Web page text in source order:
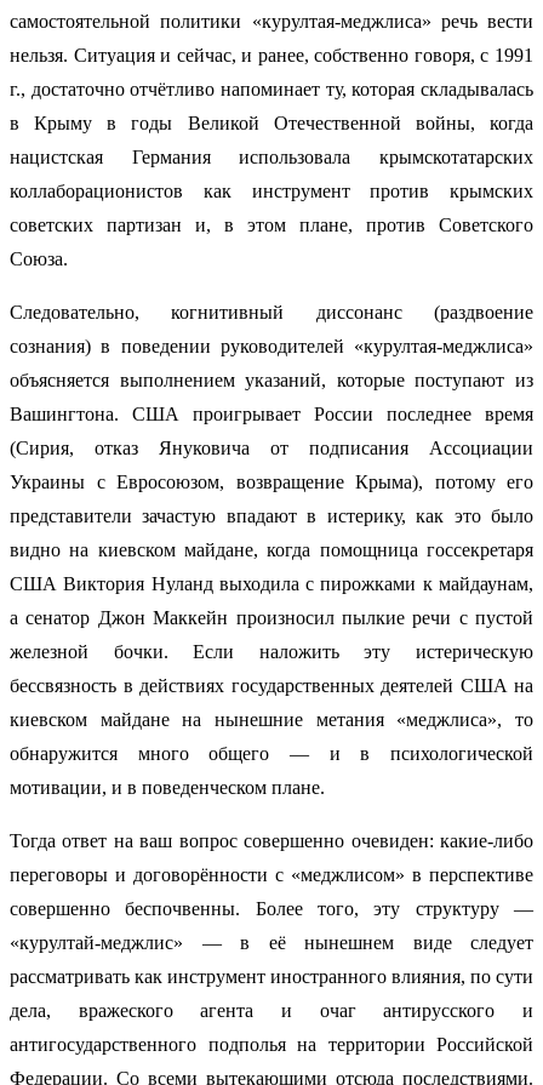
самостоятельной политики «курултая-меджлиса» речь вести
нельзя. Ситуация и сейчас, и ранее, собственно говоря, с 1991
г., достаточно отчётливо напоминает ту, которая складывалась
в Крыму в годы Великой Отечественной войны, когда
нацистская Германия использовала крымскотатарских
коллаборационистов как инструмент против крымских
советских партизан и, в этом плане, против Советского
Союза.
Следовательно, когнитивный диссонанс (раздвоение
сознания) в поведении руководителей «курултая-меджлиса»
объясняется выполнением указаний, которые поступают из
Вашингтона. США проигрывает России последнее время
(Сирия, отказ Януковича от подписания Ассоциации
Украины с Евросоюзом, возвращение Крыма), потому его
представители зачастую впадают в истерику, как это было
видно на киевском майдане, когда помощница госсекретаря
США Виктория Нуланд выходила с пирожками к майдаунам,
а сенатор Джон Маккейн произносил пылкие речи с пустой
железной бочки. Если наложить эту истерическую
бессвязность в действиях государственных деятелей США на
киевском майдане на нынешние метания «меджлиса», то
обнаружится много общего — и в психологической
мотивации, и в поведенческом плане.
Тогда ответ на ваш вопрос совершенно очевиден: какие-либо
переговоры и договорённости с «меджлисом» в перспективе
совершенно беспочвенны. Более того, эту структуру —
«курултай-меджлис» — в её нынешнем виде следует
рассматривать как инструмент иностранного влияния, по сути
дела, вражеского агента и очаг антирусского и
антигосударственного подполья на территории Российской
Федерации. Со всеми вытекающими отсюда последствиями.